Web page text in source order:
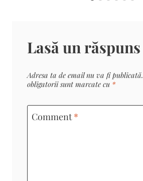
Lasă un răspuns
Adresa ta de email nu va fi publicată.
obligatorii sunt marcate cu *
Comment*